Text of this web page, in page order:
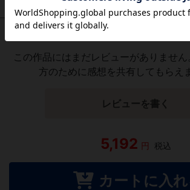
作品レビュー （関連商品を含む）
この作品にはまだレビューがありませ
方のために感想を共有してもらえ
レビューを書く
5,192 円 税込
カートに入